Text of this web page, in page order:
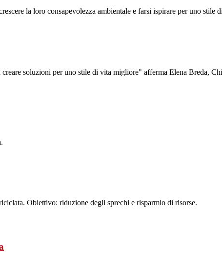
la loro consapevolezza ambientale e farsi ispirare per uno stile
soluzioni per uno stile di vita migliore" afferma Elena Breda,
Obiettivo: riduzione degli sprechi e risparmio di risorse.